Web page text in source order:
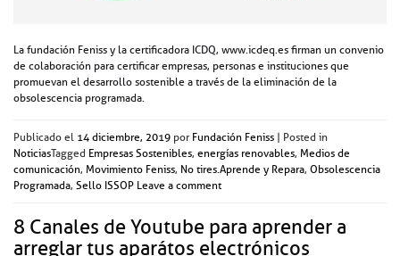
La fundación Feniss y la certificadora ICDQ, www.icdeq.es firman un convenio
de colaboración para certificar empresas, personas e instituciones que
promuevan el desarrollo sostenible a través de la eliminación de la
obsolescencia programada.
Publicado el 14 diciembre, 2019 por Fundación Feniss | Posted in
NoticiasTagged Empresas Sostenibles, energías renovables, Medios de
comunicación, Movimiento Feniss, No tires.Aprende y Repara, Obsolescencia
Programada, Sello ISSOP Leave a comment
8 Canales de Youtube para aprender a
arreglar tus aparátos electrónicos